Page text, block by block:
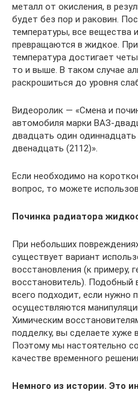
металл от окисления, в
будет без пор и раковин.
температуры, все вещества
превращаются в жидкое.
температура достигает
то и выше. В таком случае
раскрошиться до уровня
Видеоролик — «Смена и
автомобиля марки ВАЗ-
двадцать один
двенадцать (2112)».
Если необходимо на
вопрос, то можете
Починка радиатора
При небольших
существует вариант
восстановления (к примеру,
восстановитель). Подобный
всего подходит, если нужно
осуществляются
Химическим
подделку, вы сделаете хуже
Поэтому мы настоятельно
качестве временного
Немного из истории. Это